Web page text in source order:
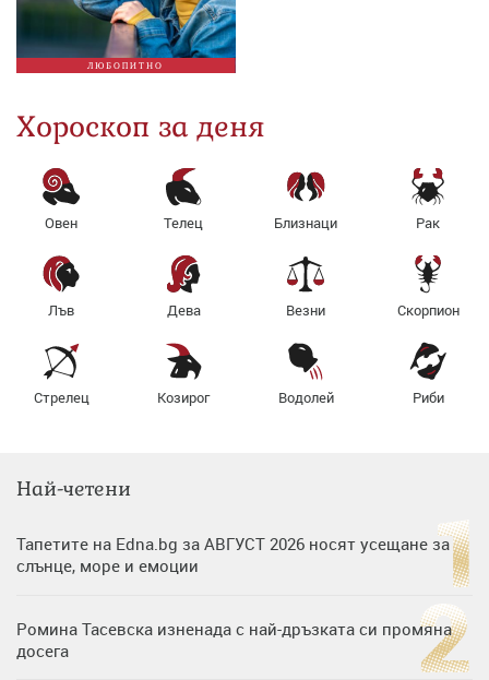
ЛЮБОПИТНО
Хороскоп за деня
Овен Телец Близнаци Рак
Лъв Дева Везни Скорпион
Стрелец Козирог Водолей Риби
Най-четени
Тапетите на Edna.bg за АВГУСТ 2026 носят усещане за
слънце, море и емоции
Ромина Тасевска изненада с най-дръзката си промяна
досега